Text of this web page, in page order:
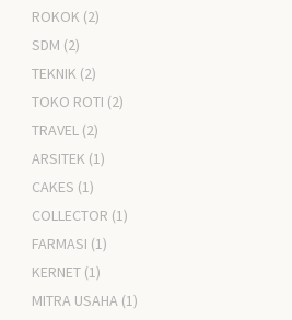
ROKOK (2)
SDM (2)
TEKNIK (2)
TOKO ROTI (2)
TRAVEL (2)
ARSITEK (1)
CAKES (1)
COLLECTOR (1)
FARMASI (1)
KERNET (1)
MITRA USAHA (1)